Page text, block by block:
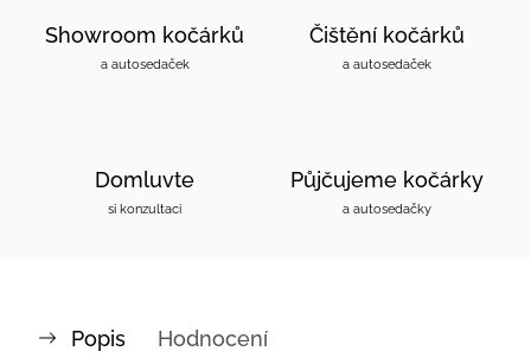
Showroom kočárků
a autosedaček
Čištění kočárků
a autosedaček
Domluvte
si konzultaci
Půjčujeme kočárky
a autosedačky
Popis Hodnocení